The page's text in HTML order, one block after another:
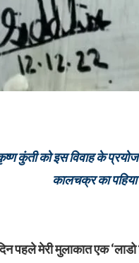
कुंती को इस विवाह के
कालचक्र का
पहले मेरी मुलाकात एक